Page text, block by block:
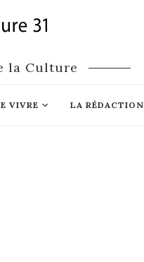
la Culture
VIVRE LA RÉDACTION